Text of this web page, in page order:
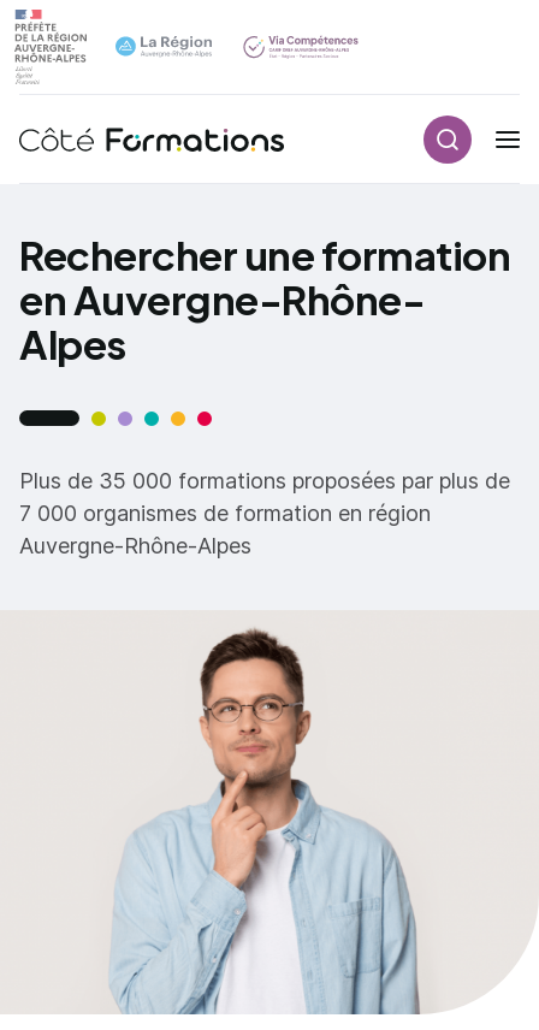
Navigation principale
Rechercher une formation
en Auvergne-Rhône-
Alpes
Plus de 35 000 formations proposées par plus de
7 000 organismes de formation en région
Auvergne-Rhône-Alpes